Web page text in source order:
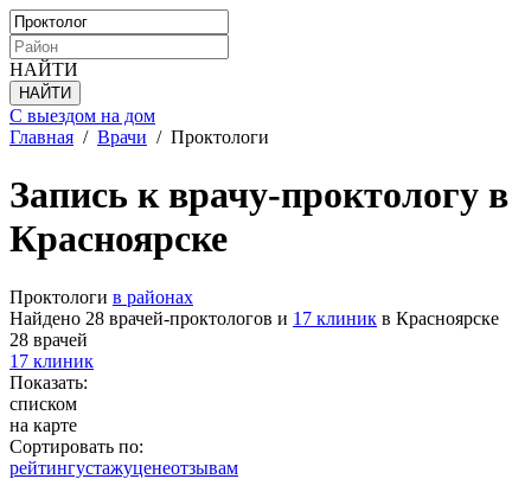
НАЙТИ
С выездом на дом
Главная / Врачи / Проктологи
Запись к врачу-проктологу в
Красноярске
Проктологи в районах
Найдено 28 врачей-проктологов и 17 клиник в Красноярске
28 врачей
17 клиник
Показать:
списком
на карте
Сортировать по:
рейтингустажуценеотзывам